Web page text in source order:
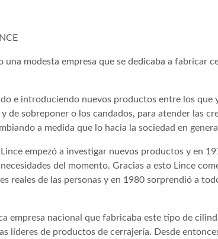
modesta empresa que se dedicaba a fabricar
e introduciendo nuevos productos entre los que
de sobreponer o los candados, para atender las
a medida que lo hacia la sociedad en
empezó a investigar nuevos productos y en
del momento. Gracias a esto Lince
reales de las personas y en 1980 sorprendió a
empresa nacional que fabricaba este tipo de
líderes de productos de cerrajería. Desde